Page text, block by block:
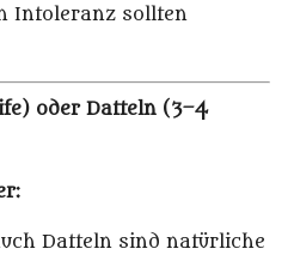
Intoleranz sollten
oder Datteln (3–4
Datteln sind natürliche